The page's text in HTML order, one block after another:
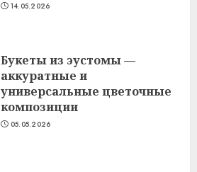
14.05.2026
Букеты из эустомы —
аккуратные и
универсальные цветочные
композиции
05.05.2026